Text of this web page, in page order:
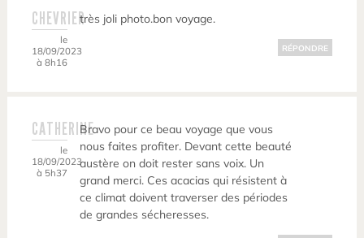
CHEVRIER
le
18/09/2023
à 8h16
très joli photo.bon voyage.
RÉPONDRE
CATHERINE
le
18/09/2023
à 5h37
Bravo pour ce beau voyage que vous
nous faites profiter. Devant cette beauté
austère on doit rester sans voix. Un
grand merci. Ces acacias qui résistent à
ce climat doivent traverser des périodes
de grandes sécheresses.